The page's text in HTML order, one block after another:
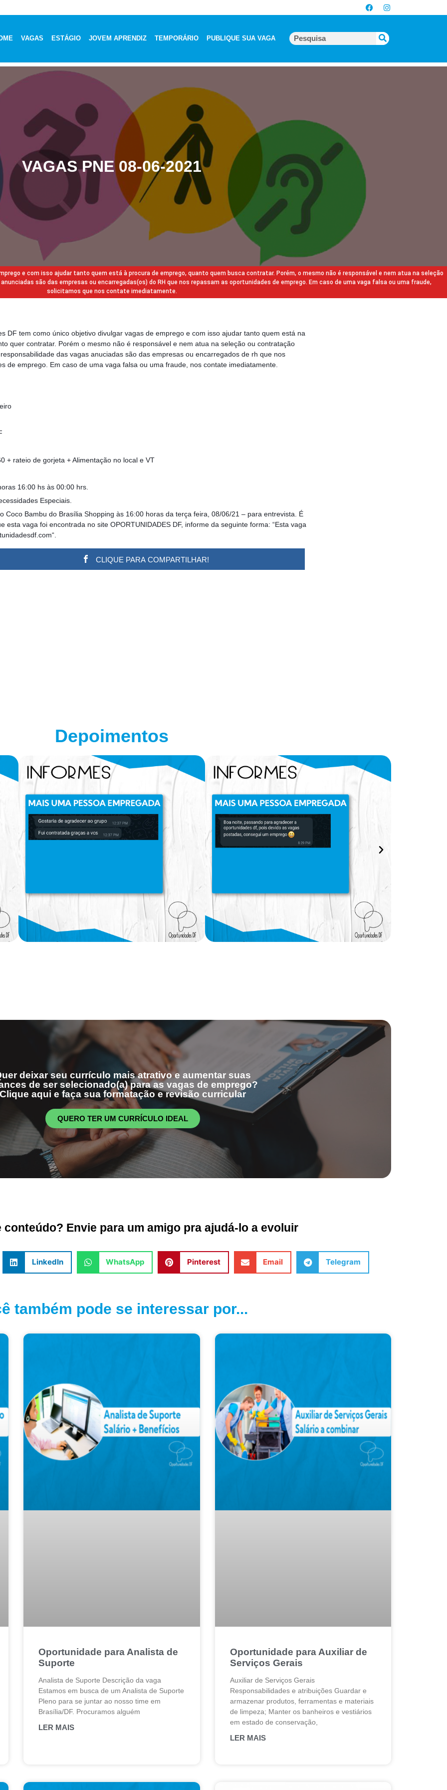
VAGAS ESTÁGIO JOVEM APRENDIZ TEMPORÁRIO PUBLIQUE SUA VAGA
VAGAS PNE 08-06-2021
e com isso ajudar tanto quem está à procura de emprego, quanto quem busca contratar. Porém, o mesmo não é responsável e nem atua na seleção
são das empresas ou encarregadas(os) do RH que nos repassam as oportunidades de emprego. Em caso de uma vaga falsa ou uma fraude,
solicitamos que nos contate imediatamente.
DF tem como único objetivo divulgar vagas de emprego e com isso ajudar tanto quem está na
quer contratar. Porém o mesmo não é responsável e nem atua na seleção ou contratação
das vagas anuciadas são das empresas ou encarregados de rh que nos
de emprego. Em caso de uma vaga falsa ou uma fraude, nos contate imediatamente.
+ rateio de gorjeta + Alimentação no local e VT
16:00 hs às 00:00 hrs.
Especiais.
Coco Bambu do Brasília Shopping às 16:00 horas da terça feira, 08/06/21 – para entrevista. É
esta vaga foi encontrada no site OPORTUNIDADES DF, informe da seguinte forma: “Esta vaga
CLIQUE PARA COMPARTILHAR!
Depoimentos
deixar seu currículo mais atrativo e aumentar suas
de ser selecionado(a) para as vagas de emprego?
aqui e faça sua formatação e revisão curricular
QUERO TER UM CURRÍCULO IDEAL
conteúdo? Envie para um amigo pra ajudá-lo a evoluir
LinkedIn WhatsApp Pinterest Email Telegram
também pode se interessar por...
Oportunidade para Analista de
Suporte
Analista de Suporte Descrição da vaga
Estamos em busca de um Analista de Suporte
Pleno para se juntar ao nosso time em
Brasília/DF. Procuramos alguém
LER MAIS
Oportunidade para Auxiliar de
Serviços Gerais
Auxiliar de Serviços Gerais
Responsabilidades e atribuições Guardar e
armazenar produtos, ferramentas e materiais
de limpeza; Manter os banheiros e vestiários
em estado de conservação,
LER MAIS